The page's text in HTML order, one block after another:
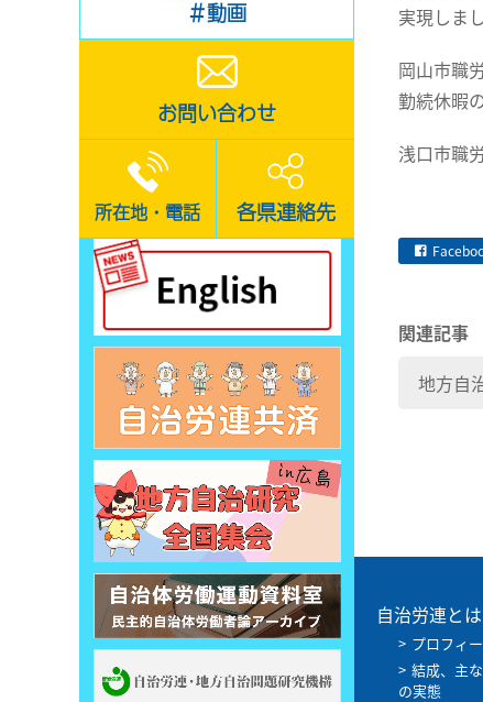
＃動画
お問い合わせ
所在地・電話 各県連絡先
実現しま
岡山市職
勤続休暇
浅口市職
関連記事
地方自
自治労連とは
プロフィ
結成、主
の実態